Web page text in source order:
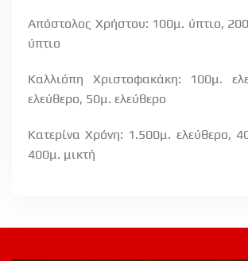
Απόστολος Χρήστου: 100μ. ύπτιο,
ύπτιο
Καλλιόπη Χριστοφακάκη: 100μ.
ελεύθερο, 50μ. ελεύθερο
Κατερίνα Χρόνη: 1.500μ. ελεύθερο,
400μ. μικτή